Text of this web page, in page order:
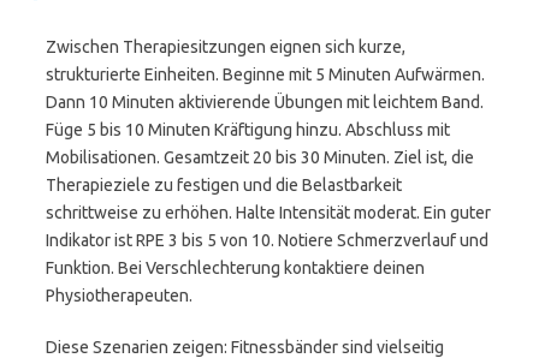
Zwischen Therapiesitzungen eignen sich kurze,
strukturierte Einheiten. Beginne mit 5 Minuten Aufwärmen.
Dann 10 Minuten aktivierende Übungen mit leichtem Band.
Füge 5 bis 10 Minuten Kräftigung hinzu. Abschluss mit
Mobilisationen. Gesamtzeit 20 bis 30 Minuten. Ziel ist, die
Therapieziele zu festigen und die Belastbarkeit
schrittweise zu erhöhen. Halte Intensität moderat. Ein guter
Indikator ist RPE 3 bis 5 von 10. Notiere Schmerzverlauf und
Funktion. Bei Verschlechterung kontaktiere deinen
Physiotherapeuten.
Diese Szenarien zeigen: Fitnessbänder sind vielseitig